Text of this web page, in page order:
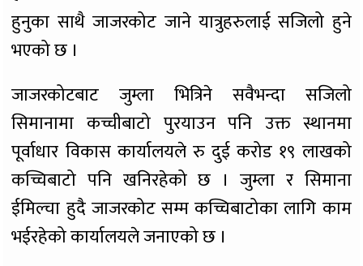
हुनुका साथै जाजरकोट जाने यात्रुहरुलाई सजिलो हुने
भएको छ ।
जाजरकोटबाट जुम्ला भित्रिने सवैभन्दा सजिलो
सिमानामा कच्चीबाटो पुरयाउन पनि उक्त स्थानमा
पूर्वाधार विकास कार्यालयले रु दुई करोड १९ लाखको
कच्चिबाटो पनि खनिरहेको छ । जुम्ला र सिमाना
ईमिल्चा हुदै जाजरकोट सम्म कच्चिबाटोका लागि काम
भईरहेको कार्यालयले जनाएको छ ।